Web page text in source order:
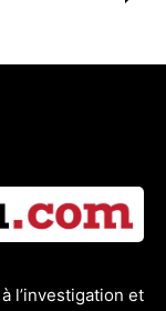
l’investigation et